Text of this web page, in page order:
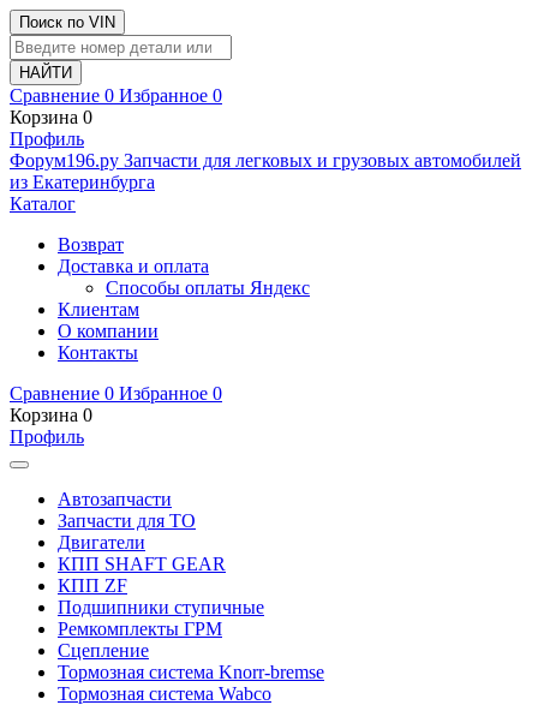
Поиск по VIN
Сравнение 0 Избранное 0
Корзина 0
Профиль
Фoрум196.ру Запчасти для легковых и грузовых автомобилей
из Екатеринбурга
Каталог
Возврат
Доставка и оплата
Способы оплаты Яндекс
Клиентам
О компании
Контакты
Сравнение 0 Избранное 0
Корзина 0
Профиль
Автозапчасти
Запчасти для ТО
Двигатели
КПП SHAFT GEAR
КПП ZF
Подшипники ступичные
Ремкомплекты ГРМ
Сцепление
Тормозная система Knorr-bremse
Тормозная система Wabco